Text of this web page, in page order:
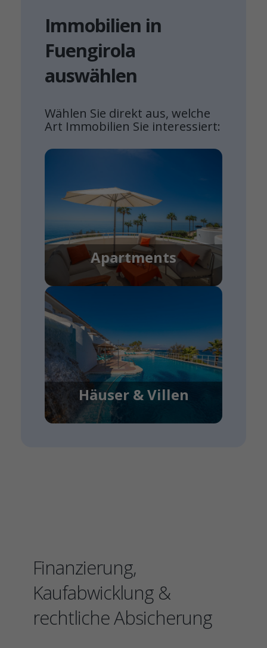
Immobilien in
Fuengirola
auswählen
Wählen Sie direkt aus, welche
Art Immobilien Sie interessiert:
Apartments
Häuser & Villen
Finanzierung,
Kaufabwicklung &
rechtliche Absicherung